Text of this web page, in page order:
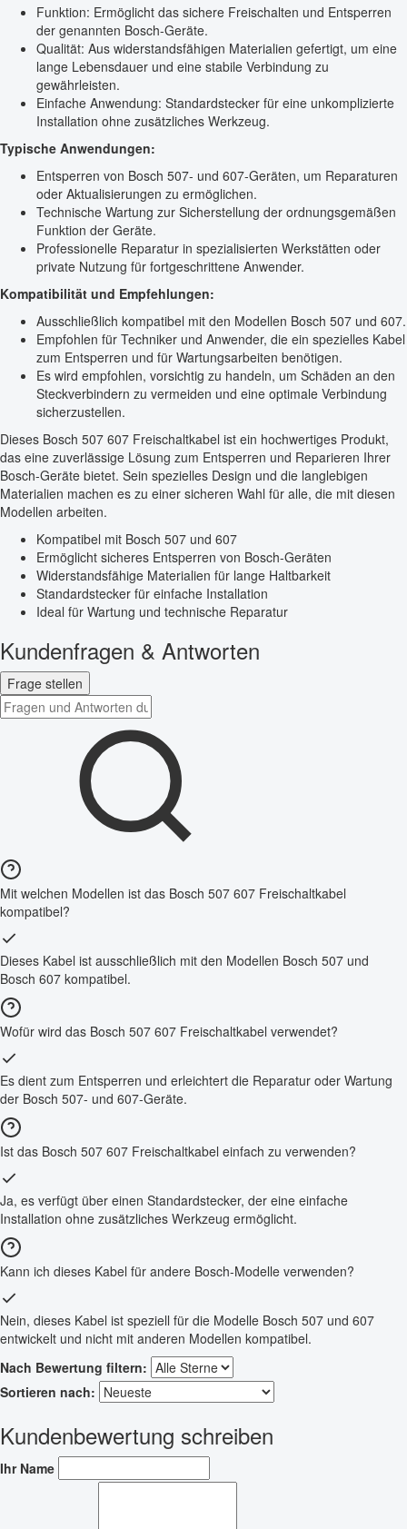
Funktion: Ermöglicht das sichere Freischalten und Entsperren
der genannten Bosch-Geräte.
Qualität: Aus widerstandsfähigen Materialien gefertigt, um eine
lange Lebensdauer und eine stabile Verbindung zu
gewährleisten.
Einfache Anwendung: Standardstecker für eine unkomplizierte
Installation ohne zusätzliches Werkzeug.
Typische Anwendungen:
Entsperren von Bosch 507- und 607-Geräten, um Reparaturen
oder Aktualisierungen zu ermöglichen.
Technische Wartung zur Sicherstellung der ordnungsgemäßen
Funktion der Geräte.
Professionelle Reparatur in spezialisierten Werkstätten oder
private Nutzung für fortgeschrittene Anwender.
Kompatibilität und Empfehlungen:
Ausschließlich kompatibel mit den Modellen Bosch 507 und 607.
Empfohlen für Techniker und Anwender, die ein spezielles Kabel
zum Entsperren und für Wartungsarbeiten benötigen.
Es wird empfohlen, vorsichtig zu handeln, um Schäden an den
Steckverbindern zu vermeiden und eine optimale Verbindung
sicherzustellen.
Dieses Bosch 507 607 Freischaltkabel ist ein hochwertiges Produkt,
das eine zuverlässige Lösung zum Entsperren und Reparieren Ihrer
Bosch-Geräte bietet. Sein spezielles Design und die langlebigen
Materialien machen es zu einer sicheren Wahl für alle, die mit diesen
Modellen arbeiten.
Kompatibel mit Bosch 507 und 607
Ermöglicht sicheres Entsperren von Bosch-Geräten
Widerstandsfähige Materialien für lange Haltbarkeit
Standardstecker für einfache Installation
Ideal für Wartung und technische Reparatur
Kundenfragen & Antworten
Frage stellen
Mit welchen Modellen ist das Bosch 507 607 Freischaltkabel
kompatibel?
Dieses Kabel ist ausschließlich mit den Modellen Bosch 507 und
Bosch 607 kompatibel.
Wofür wird das Bosch 507 607 Freischaltkabel verwendet?
Es dient zum Entsperren und erleichtert die Reparatur oder Wartung
der Bosch 507- und 607-Geräte.
Ist das Bosch 507 607 Freischaltkabel einfach zu verwenden?
Ja, es verfügt über einen Standardstecker, der eine einfache
Installation ohne zusätzliches Werkzeug ermöglicht.
Kann ich dieses Kabel für andere Bosch-Modelle verwenden?
Nein, dieses Kabel ist speziell für die Modelle Bosch 507 und 607
entwickelt und nicht mit anderen Modellen kompatibel.
Nach Bewertung filtern:
Sortieren nach:
Kundenbewertung schreiben
Ihr Name